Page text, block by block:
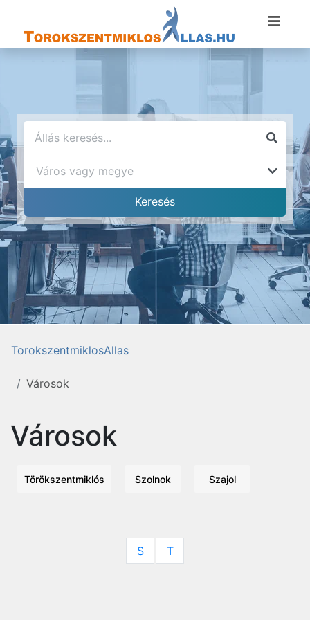
TorokszentmiklosAllas
Városok
Városok
Törökszentmiklós Szolnok Szajol
S T